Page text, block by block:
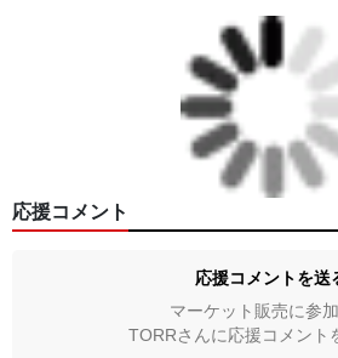
応援コメント
応援コメントを送
マーケット販売に参
TORRさんに応援コメント